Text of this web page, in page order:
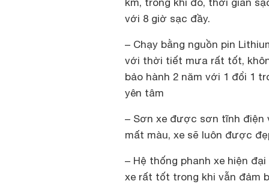
km, trong khi đó, thời gian
với 8 giờ sạc đầy.
– Chạy bằng nguồn pin
với thời tiết mưa rất tốt,
bảo hành 2 năm với 1 đổi 1
yên tâm
– Sơn xe được sơn tĩnh điện
mất màu, xe sẽ luôn được
– Hệ thống phanh xe hiện
xe rất tốt trong khi vẫn đảm